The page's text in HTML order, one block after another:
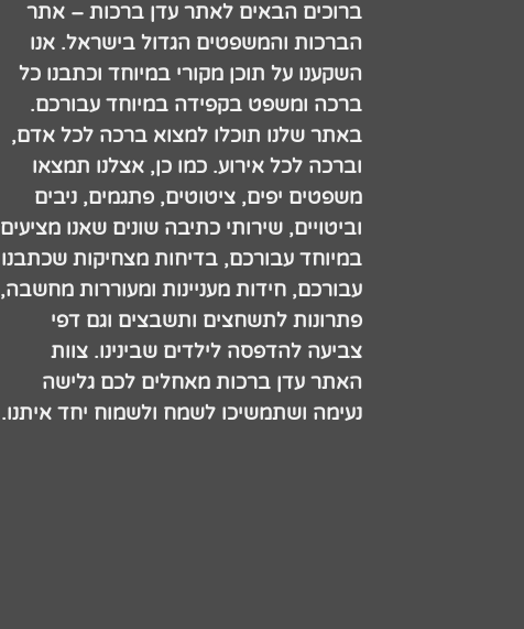
ברוכים הבאים לאתר עדן ברכות – אתר
הברכות והמשפטים הגדול בישראל. אנו
השקענו על תוכן מקורי במיוחד וכתבנו כל
ברכה ומשפט בקפידה במיוחד עבורכם.
באתר שלנו תוכלו למצוא ברכה לכל אדם,
וברכה לכל אירוע. כמו כן, אצלנו תמצאו
משפטים יפים, ציטוטים, פתגמים, ניבים
וביטויים, שירותי כתיבה שונים שאנו מציעים
במיוחד עבורכם, בדיחות מצחיקות שכתבנו
עבורכם, חידות מעניינות ומעוררות מחשבה,
פתרונות לתשחצים ותשבצים וגם דפי
צביעה להדפסה לילדים שבינינו. צוות
האתר עדן ברכות מאחלים לכם גלישה
נעימה ושתמשיכו לשמח ולשמוח יחד איתנו.